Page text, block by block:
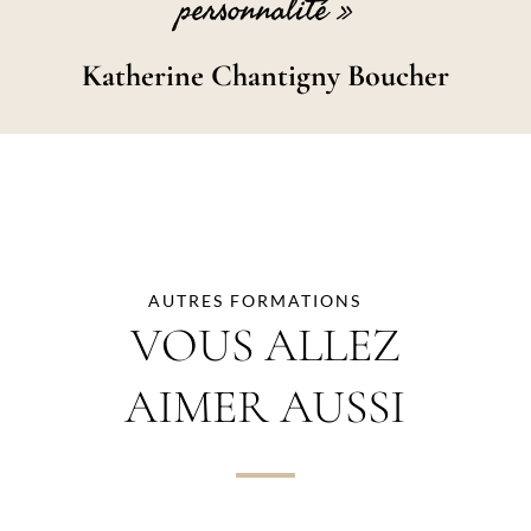
Katherine Chantigny Boucher
AUTRES FORMATIONS
VOUS ALLEZ
AIMER AUSSI